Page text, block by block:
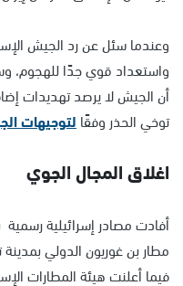
وعندما سئل عن رد الجيش
واستعداد قوي جدًا للهجوم،
أن الجيش لا يرصد تهديدات
توخي الحذر وفقًا لتوجيهات
اغلاق المجال الجوي
أفادت مصادر إسرائيلية
مطار بن غوريون الدولي
فيما أعلنت هيئة المطارات